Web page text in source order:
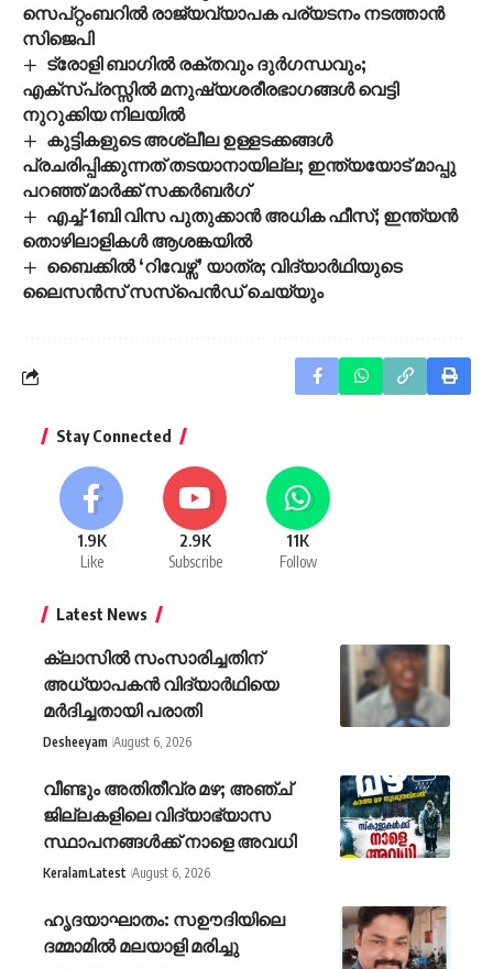
സെപ്റ്റംബറിൽ രാജ്യവ്യാപക പര്യടനം നടത്താൻ
സിജെപി
ട്രോളി ബാഗിൽ രക്തവും ദുർഗന്ധവും;
എക്‌സ്പ്രസ്സിൽ മനുഷ്യശരീരഭാഗങ്ങൾ വെട്ടി
നുറുക്കിയ നിലയിൽ
കുട്ടികളുടെ അശ്ലീല ഉള്ളടക്കങ്ങൾ
പ്രചരിപ്പിക്കുന്നത് തടയാനായില്ല; ഇന്ത്യയോട് മാപ്പു
പറഞ്ഞ് മാർക്ക് സക്കർബർഗ്
എച്ച്-1ബി വിസ പുതുക്കാൻ അധിക ഫീസ്; ഇന്ത്യൻ
തൊഴിലാളികൾ ആശങ്കയിൽ
ബൈക്കിൽ ‘റിവേഴ്സ്’ യാത്ര; വിദ്യാർഥിയുടെ
ലൈസൻസ് സസ്പെൻഡ് ചെയ്യും
Stay Connected
1.9K
Like
2.9K
Subscribe
11K
Follow
Latest News
ക്ലാസില്‍ സംസാരിച്ചതിന്
അധ്യാപകന്‍ വിദ്യാര്‍ഥിയെ
മര്‍ദിച്ചതായി പരാതി
Desheeyam August 6, 2026
വീണ്ടും അതിതീവ്ര മഴ; അഞ്ച്
ജില്ലകളിലെ വിദ്യാഭ്യാസ
സ്ഥാപനങ്ങൾക്ക് നാളെ അവധി
KeralamLatest August 6, 2026
ഹൃദയാഘാതം: സഊദിയിലെ
ദമ്മാമില്‍ മലയാളി മരിച്ചു